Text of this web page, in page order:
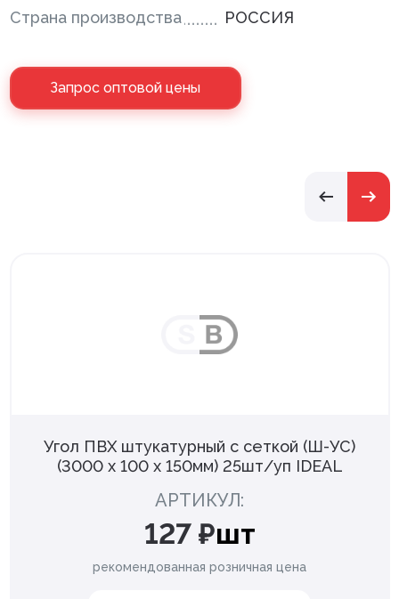
Страна производства РОССИЯ
Запрос оптовой цены
Угол ПВХ штукатурный с сеткой (Ш-УС)
(3000 х 100 х 150мм) 25шт/уп IDEAL
АРТИКУЛ:
127 ₽шт
рекомендованная розничная цена